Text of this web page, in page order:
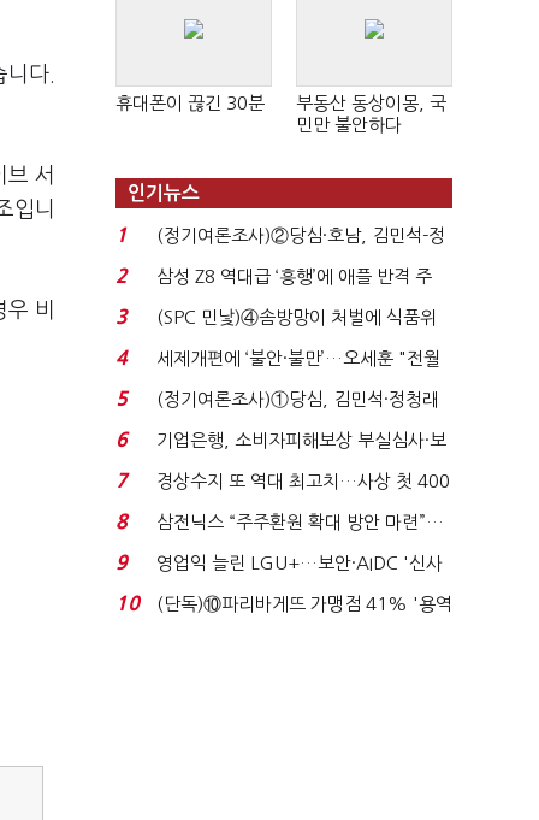
다.
서
입니
비
휴대폰이 끊긴 30분
부동산 동상이몽, 국
민만 불안하다
인기뉴스
1
(정기여론조사)②당심·호남, 김민석-정
청래 '초접전'...
2
삼성 Z8 역대급 ‘흥행’에 애플 반격 주
목…9월 ‘폴...
3
(SPC 민낯)④솜방망이 처벌에 식품위
생법 위반 반복...
4
세제개편에 ‘불안·불만’…오세훈 "전월
세 구하기 더 ...
5
(정기여론조사)①당심, 김민석·정청래
'초접전'…대통령 ...
6
기업은행, 소비자피해보상 부실심사·보
이스피싱 공시 ...
7
경상수지 또 역대 최고치…사상 첫 400
억달러에 '3% 성...
8
삼전닉스 “주주환원 확대 방안 마련”…
로이터에 성명...
9
영업익 늘린 LGU+…보안·AIDC '신사
업 드라이브'...
10
(단독)⑩파리바게뜨 가맹점 41% '용역